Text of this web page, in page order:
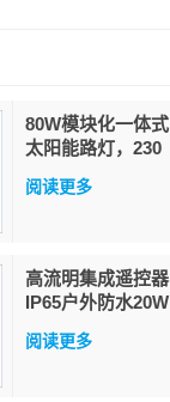
80W模块化一体式
太阳能路灯，230
带PIR人体感应器
用级磷酸铁锂电池
阅读更多
高流明集成遥控器
IP65户外防水20W
LED太阳能路灯
阅读更多